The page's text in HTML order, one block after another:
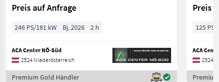
Preis auf Anfrage
246 PS/181 kW Bj. 2026 2 h
ACA Center NÖ-Süd
2524 Niederösterreich
Premium Gold Händler
Preis
125 PS/
ACA
2524